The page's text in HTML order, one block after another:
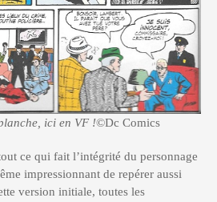
ici en VF !©Dc Comics
ce qui fait l’intégrité du personnage
impressionnant de repérer aussi
version initiale, toutes les